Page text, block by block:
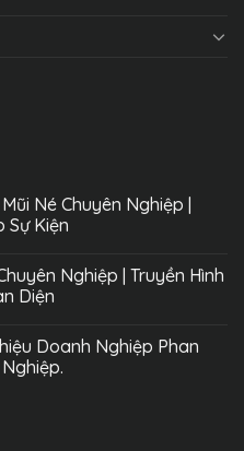
Né Chuyên Nghiệp |
Sự Kiện
Nghiệp | Truyền Hình
Diện
Doanh Nghiệp Phan